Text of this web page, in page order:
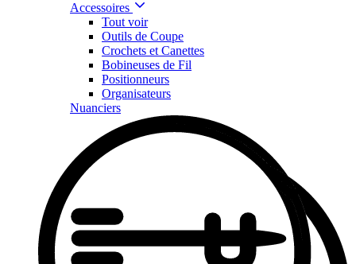
Accessoires
Tout voir
Outils de Coupe
Crochets et Canettes
Bobineuses de Fil
Positionneurs
Organisateurs
Nuanciers